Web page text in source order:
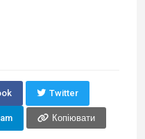
Twitter
Копіювати